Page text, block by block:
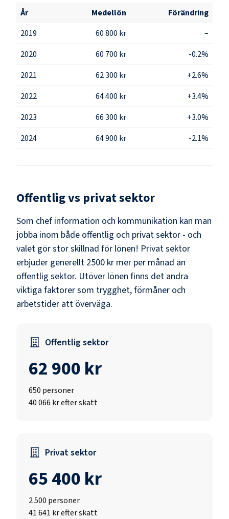
År Medellön
Förändring
2019
60 800 kr
–
2020
60 700 kr
-0.2%
2021
62 300 kr
+2.6%
2022
64 400 kr
+3.4%
2023
66 300 kr
+3.0%
2024
64 900 kr -2.1%
Offentlig vs privat sektor
Som chef information och kommunikation kan man
jobba inom både offentlig och privat sektor - och
valet gör stor skillnad för lönen! Privat sektor
erbjuder generellt 2500 kr mer per månad än
offentlig sektor. Utöver lönen finns det andra
viktiga faktorer som trygghet, förmåner och
arbetstider att överväga.
Offentlig sektor
62 900 kr
650 personer
40 066 kr efter skatt
Privat sektor
65 400 kr
2 500 personer
41 641 kr efter skatt